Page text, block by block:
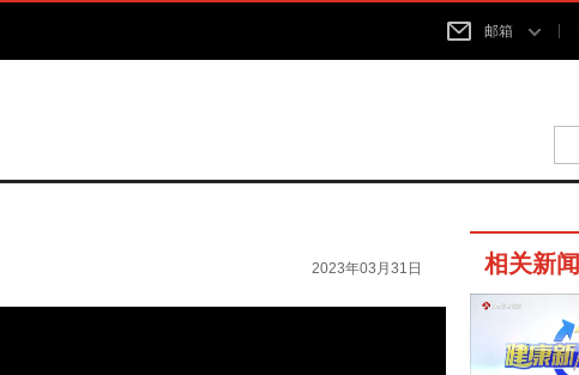
邮箱
2023年03月31日 相关新闻